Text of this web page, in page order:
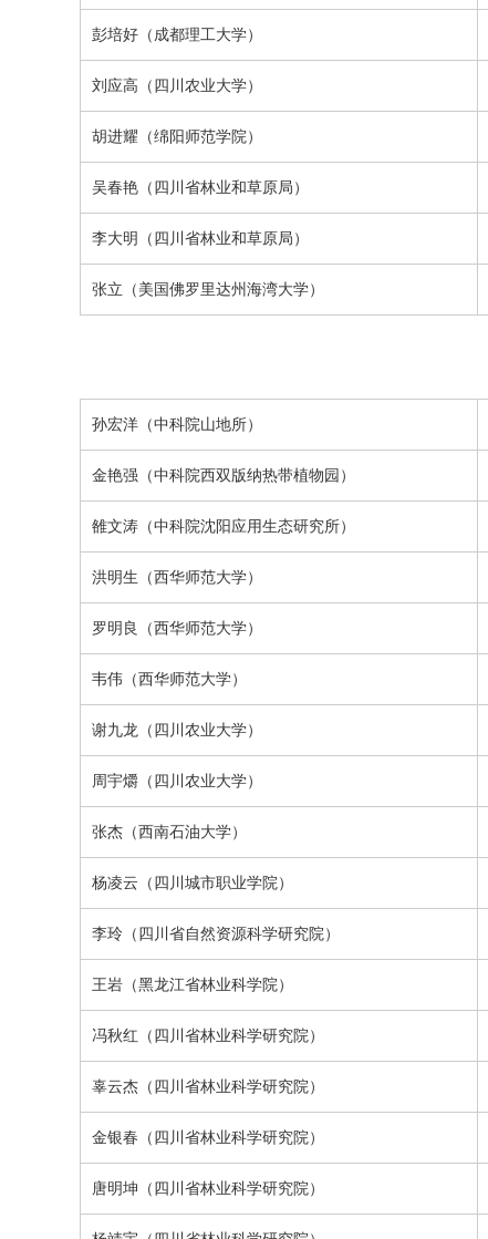
彭培好（成都理工大学）
刘应高（四川农业大学）
胡进耀（绵阳师范学院）
吴春艳（四川省林业和草原局）
李大明（四川省林业和草原局）
张立（美国佛罗里达州海湾大学）
孙宏洋 （中科院山地所）
金艳强 （中科院西双版纳热带植物园）
雒文涛 （中科院沈阳应用生态研究所）
洪明生 （西华师范大学）
罗明良 （西华师范大学）
韦伟 （西华师范大学）
谢九龙 （四川农业大学）
周宇爝（四川农业大学）
张杰（西南石油大学）
杨凌云 （四川城市职业学院）
李玲 （四川省自然资源科学研究院）
王岩 （黑龙江省林业科学院）
冯秋红（四川省林业科学研究院）
辜云杰（四川省林业科学研究院）
金银春 （四川省林业科学研究院）
唐明坤 （四川省林业科学研究院）